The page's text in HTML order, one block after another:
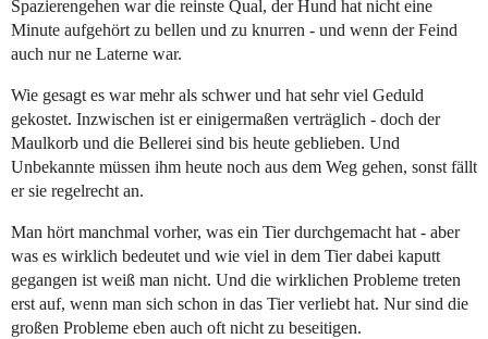
Spazierengehen war die reinste Qual, der Hund hat nicht eine
Minute aufgehört zu bellen und zu knurren - und wenn der Feind
auch nur ne Laterne war.
Wie gesagt es war mehr als schwer und hat sehr viel Geduld
gekostet. Inzwischen ist er einigermaßen verträglich - doch der
Maulkorb und die Bellerei sind bis heute geblieben. Und
Unbekannte müssen ihm heute noch aus dem Weg gehen, sonst fällt
er sie regelrecht an.
Man hört manchmal vorher, was ein Tier durchgemacht hat - aber
was es wirklich bedeutet und wie viel in dem Tier dabei kaputt
gegangen ist weiß man nicht. Und die wirklichen Probleme treten
erst auf, wenn man sich schon in das Tier verliebt hat. Nur sind die
großen Probleme eben auch oft nicht zu beseitigen.